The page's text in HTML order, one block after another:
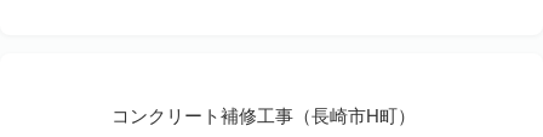
コンクリート補修工事（長崎市H町）